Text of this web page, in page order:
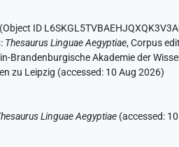
Object ID
: Thesaurus Linguae Aegyptiae,Corpus
Brandenburgische Akademie der
zu Leipzig (accessed: 10 Aug 2026)
Linguae Aegyptiae (accessed: